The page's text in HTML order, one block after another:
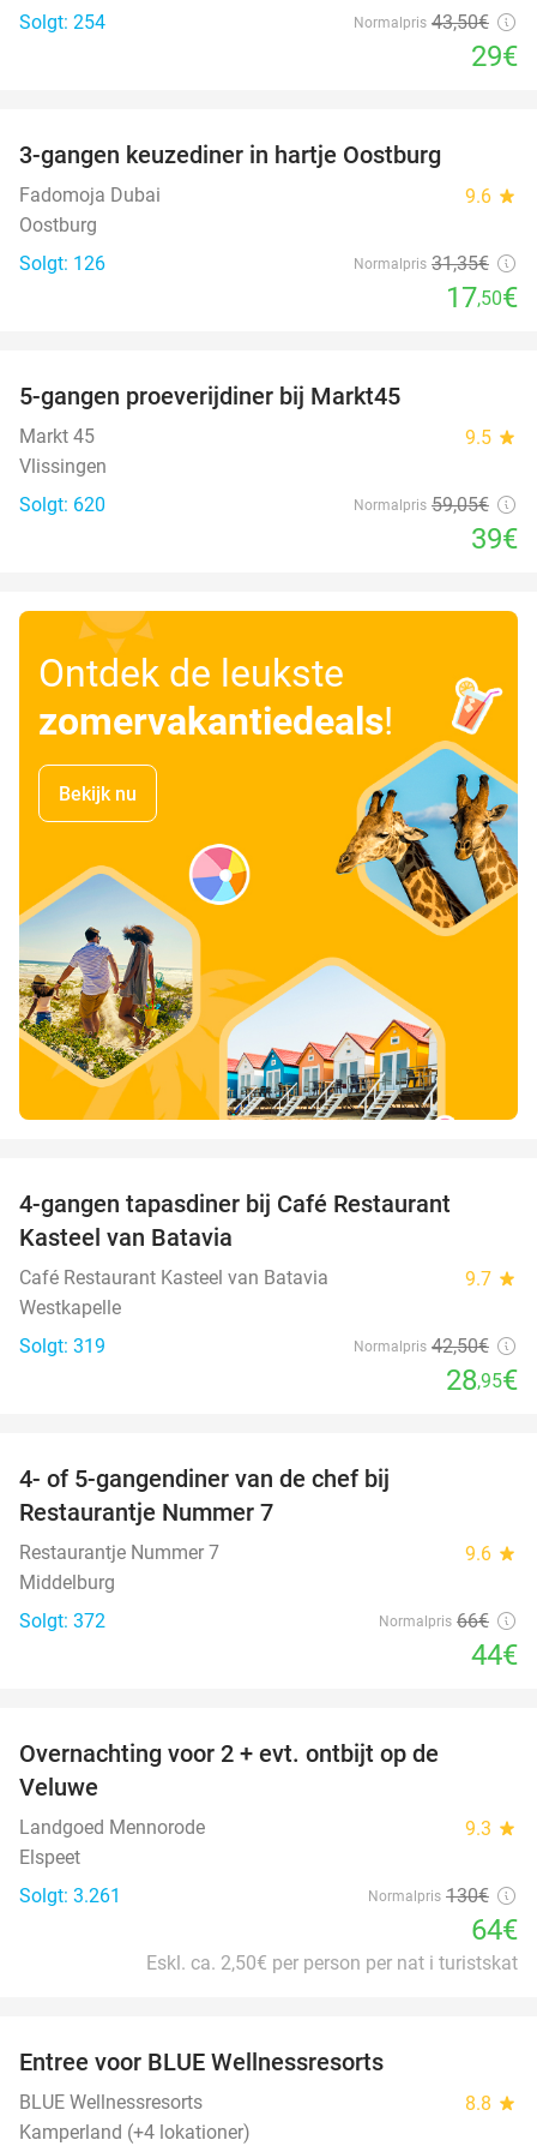
Solgt: 254 Normalpris 43,50€
29€
3-gangen keuzediner in hartje Oostburg
Fadomoja Dubai 9.6 star
Oostburg
Solgt: 126
Normalpris 31,35€
17,50€
5-gangen proeverijdiner bij Markt45
Markt 45 9.5 star
Vlissingen
Solgt: 620
Normalpris 59,05€
39€
Ontdek de leukste
zomervakantiedeals!
Bekijk nu
4-gangen tapasdiner bij Café Restaurant
Kasteel van Batavia
Café Restaurant Kasteel van Batavia 9.7 star
Westkapelle
Solgt: 319
Normalpris 42,50€
28,95€
4- of 5-gangendiner van de chef bij
Restaurantje Nummer 7
Restaurantje Nummer 7 9.6 star
Middelburg
Solgt: 372
Normalpris 66€
44€
Overnachting voor 2 + evt. ontbijt op de
Veluwe
Landgoed Mennorode 9.3 star
Elspeet
Solgt: 3.261
Normalpris 130€
64€
Eskl. ca. 2,50€ per person per nat i turistskat
Entree voor BLUE Wellnessresorts
BLUE Wellnessresorts 8.8 star
Kamperland (+4 lokationer)